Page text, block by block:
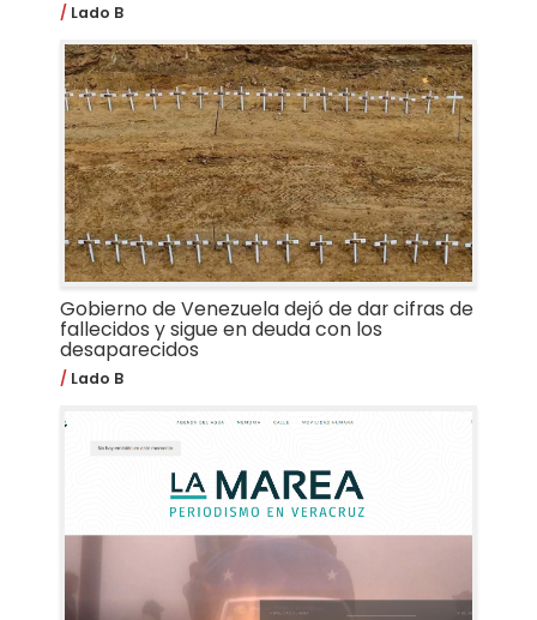
Lado B
Gobierno de Venezuela dejó de dar cifras de
fallecidos y sigue en deuda con los
desaparecidos
Lado B